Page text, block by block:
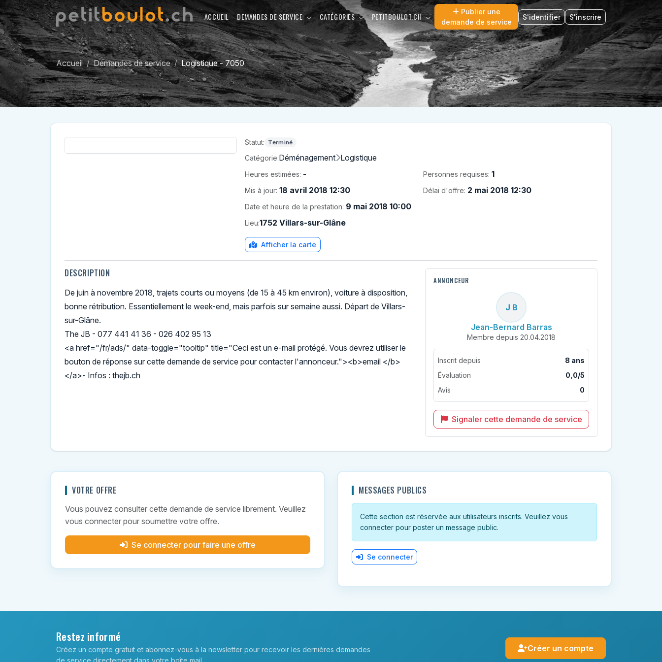
ACCUEIL DEMANDES DE SERVICE CATÉGORIES PETITBOULOT.CH
Publier une
demande de service
S'identifier S'inscrire
Accueil Demandes de service Logistique - 7050
Statut: Terminé
Catégorie:Déménagement Logistique
Heures estimées: - Personnes requises: 1
Mis à jour: 18 avril 2018 12:30 Délai d'offre: 2 mai 2018 12:30
Date et heure de la prestation: 9 mai 2018 10:00
Lieu:1752 Villars-sur-Glâne
Afficher la carte
DESCRIPTION
De juin à novembre 2018, trajets courts ou moyens (de 15 à 45 km environ), voiture à disposition,
bonne rétribution. Essentiellement le week-end, mais parfois sur semaine aussi. Départ de Villars-
sur-Glâne.
The JB - 077 441 41 36 - 026 402 95 13
<a href="/fr/ads/" data-toggle="tooltip" title="Ceci est un e-mail protégé. Vous devrez utiliser le
bouton de réponse sur cette demande de service pour contacter l'annonceur."><b>email </b>
</a>- Infos : thejb.ch
ANNONCEUR
J B
Jean-Bernard Barras
Membre depuis 20.04.2018
Inscrit depuis
8 ans
Évaluation
0,0/5
Avis
0
Signaler cette demande de service
VOTRE OFFRE
Vous pouvez consulter cette demande de service librement. Veuillez
vous connecter pour soumettre votre offre.
Se connecter pour faire une offre
MESSAGES PUBLICS
Cette section est réservée aux utilisateurs inscrits. Veuillez vous
connecter pour poster un message public.
Se connecter
Restez informé
Créez un compte gratuit et abonnez-vous à la newsletter pour recevoir les dernières demandes
de service directement dans votre boîte mail.
Créer un compte